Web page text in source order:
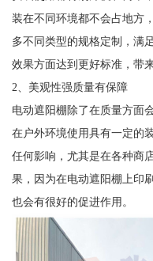
装在不同环境都不会占地方
多不同类型的规格定制，满
效果方面达到更好标准，带
2、美观性强质量有保障
电动遮阳棚除了在质量方面
在户外环境使用具有一定的
任何影响，尤其是在各种商
果，因为在电动遮阳棚上印
也会有很好的促进作用。